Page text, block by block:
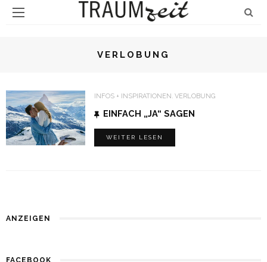
VERLOBUNG
INFOS + INSPIRATIONEN VERLOBUNG
EINFACH „JA“ SAGEN
WEITER LESEN
ANZEIGEN
FACEBOOK